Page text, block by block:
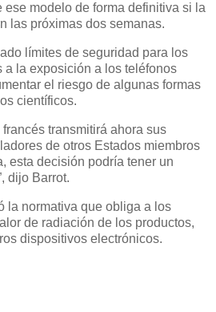
ese modelo de forma definitiva si la
las próximas dos semanas.
límites de seguridad para los
la exposición a los teléfonos
el riesgo de algunas formas
científicos.
transmitirá ahora sus
de otros Estados miembros
esta decisión podría tener un
dijo Barrot.
la normativa que obliga a los
de radiación de los productos,
dispositivos electrónicos.